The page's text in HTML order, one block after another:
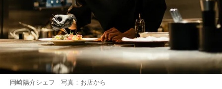
岡崎陽介シェフ 写真：お店から